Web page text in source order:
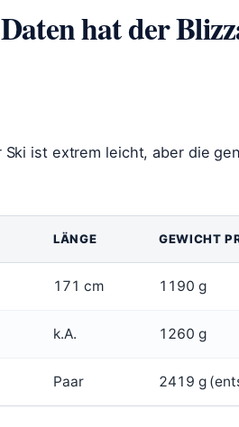
hat der
ist extrem leicht, aber die
LÄNGE GEWICHT
171 cm 1190 g
k.A. 1260 g
Paar 2419 g